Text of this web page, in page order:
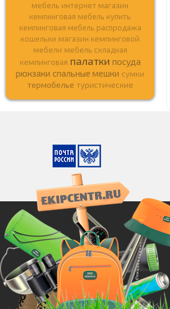
мебель интернет магазин
кемпинговая мебель купить
кемпинговая мебель распродажа
кошельки магазин кемпинговой
мебели мебель складная
кемпинговая палатки посуда
рюкзаки спальные мешки сумки
термобелье туристические